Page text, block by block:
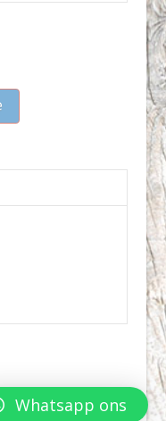
Whatsapp ons